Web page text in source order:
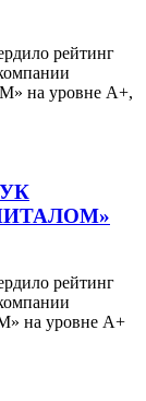
рейтинг
на уровне А+,
УК
рейтинг
уровне А+